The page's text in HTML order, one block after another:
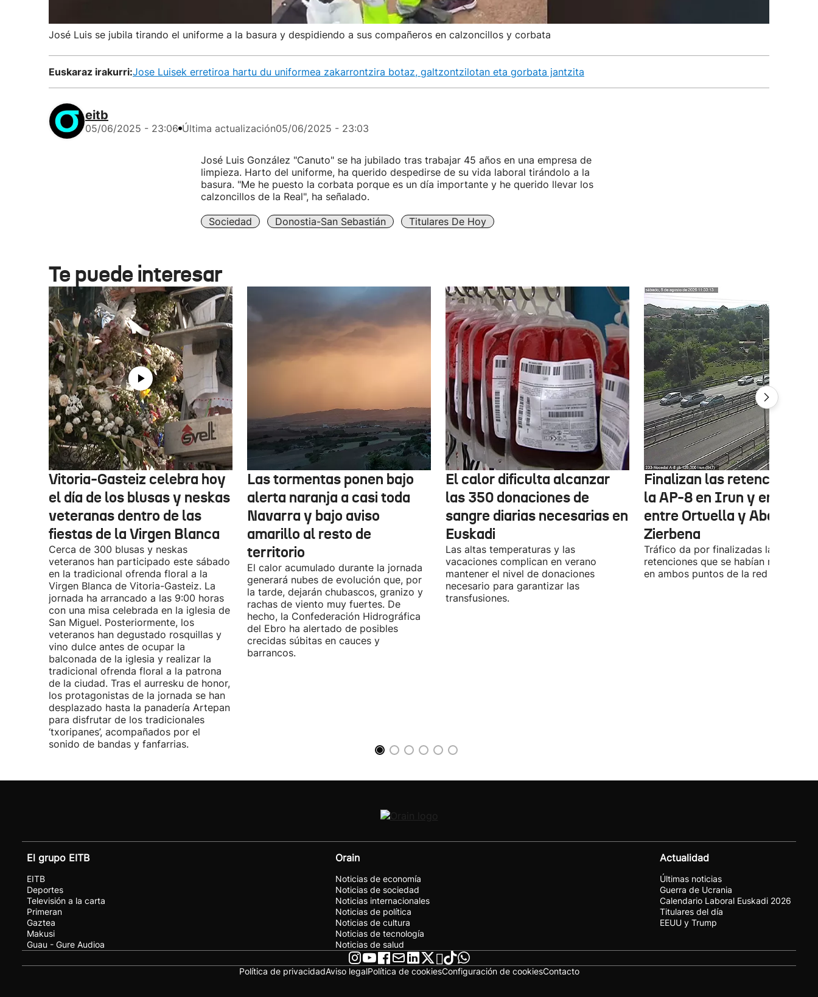
José Luis se jubila tirando el uniforme a la basura y despidiendo a sus compañeros en calzoncillos y corbata
Euskaraz irakurri:Jose Luisek erretiroa hartu du uniformea zakarrontzira botaz, galtzontzilotan eta gorbata jantzita
eitb
05/06/2025 - 23:06 Última actualización05/06/2025 - 23:03
José Luis González "Canuto" se ha jubilado tras trabajar 45 años en una empresa de
limpieza. Harto del uniforme, ha querido despedirse de su vida laboral tirándolo a la
basura. "Me he puesto la corbata porque es un día importante y he querido llevar los
calzoncillos de la Real", ha señalado.
Sociedad Donostia-San Sebastián Titulares De Hoy
Te puede interesar
Vitoria-Gasteiz celebra hoy
el día de los blusas y neskas
veteranas dentro de las
fiestas de la Virgen Blanca
Cerca de 300 blusas y neskas
veteranos han participado este sábado
en la tradicional ofrenda floral a la
Virgen Blanca de Vitoria-Gasteiz. La
jornada ha arrancado a las 9:00 horas
con una misa celebrada en la iglesia de
San Miguel. Posteriormente, los
veteranos han degustado rosquillas y
vino dulce antes de ocupar la
balconada de la iglesia y realizar la
tradicional ofrenda floral a la patrona
de la ciudad. Tras el aurresku de honor,
los protagonistas de la jornada se han
desplazado hasta la panadería Artepan
para disfrutar de los tradicionales
‘txoripanes’, acompañados por el
sonido de bandas y fanfarrias.
Las tormentas ponen bajo
alerta naranja a casi toda
Navarra y bajo aviso
amarillo al resto de
territorio
El calor acumulado durante la jornada
generará nubes de evolución que, por
la tarde, dejarán chubascos, granizo y
rachas de viento muy fuertes. De
hecho, la Confederación Hidrográfica
del Ebro ha alertado de posibles
crecidas súbitas en cauces y
barrancos.
El calor dificulta alcanzar
las 350 donaciones de
sangre diarias necesarias en
Euskadi
Las altas temperaturas y las
vacaciones complican en verano
mantener el nivel de donaciones
necesario para garantizar las
transfusiones.
Finalizan las retenciones
la AP-8 en Irun y en la A-8
entre Ortuella y Abanto-
Zierbena
Tráfico da por finalizadas las
retenciones que se habían registrado
en ambos puntos de la red viaria
El grupo EITB
EITB
Deportes
Televisión a la carta
Primeran
Gaztea
Makusi
Guau - Gure Audioa
Orain
Noticias de economía
Noticias de sociedad
Noticias internacionales
Noticias de política
Noticias de cultura
Noticias de tecnología
Noticias de salud
Actualidad
Últimas noticias
Guerra de Ucrania
Calendario Laboral Euskadi 2026
Titulares del día
EEUU y Trump
Política de privacidadAviso legalPolítica de cookiesConfiguración de cookiesContacto